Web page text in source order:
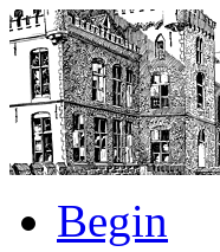
Begin